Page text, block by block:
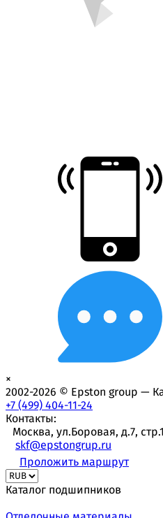
×
2002-2026 © Epston group —
+7 (499) 404-11-24
Контакты:
Москва, ул.Боровая, д.7,
skf@epstongrup.ru
Проложить маршрут
Каталог подшипников